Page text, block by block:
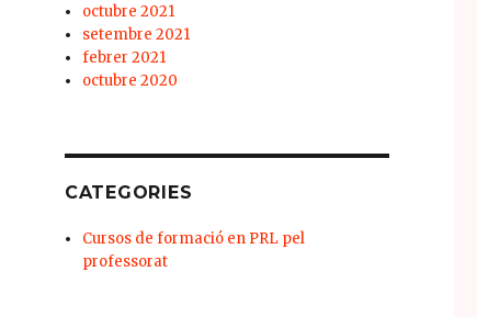
octubre 2021
setembre 2021
febrer 2021
octubre 2020
CATEGORIES
Cursos de formació en PRL pel
professorat